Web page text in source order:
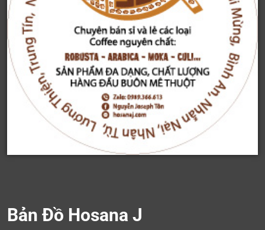
Bản Đồ Hosana J